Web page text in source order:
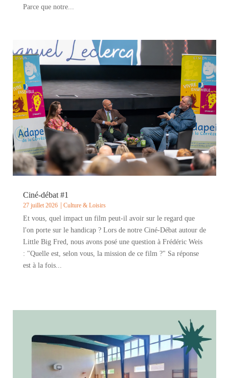
Parce que notre...
Ciné-débat #1
27 juillet 2026 Culture & Loisirs
Et vous, quel impact un film peut-il avoir sur le regard que
l'on porte sur le handicap ? Lors de notre Ciné-Débat autour de
Little Big Fred, nous avons posé une question à Frédéric Weis
: "Quelle est, selon vous, la mission de ce film ?" Sa réponse
est à la fois...